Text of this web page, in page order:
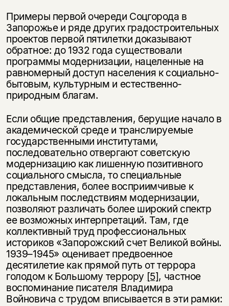
Примеры первой очереди Соцгорода в
Запорожье и ряде других градостроительных
проектов первой пятилетки доказывают
обратное: до 1932 года существовали
программы модернизации, нацеленные на
равномерный доступ населения к социально-
бытовым, культурным и естественно-
природным благам.
Если общие представления, берущие начало в
академической среде и транслируемые
государственными институтами,
последовательно отвергают советскую
модернизацию как лишенную позитивного
социального смысла, то специальные
представления, более восприимчивые к
локальным последствиям модернизации,
позволяют различать более широкий спектр
ее возможных интерпретаций. Там, где
коллективный труд профессиональных
историков «Запорожский счет Великой войны.
1939–1945» оценивает предвоенное
десятилетие как прямой путь от террора
голодом к Большому террору [5], частное
воспоминание писателя Владимира
Войновича с трудом вписывается в эти рамки: